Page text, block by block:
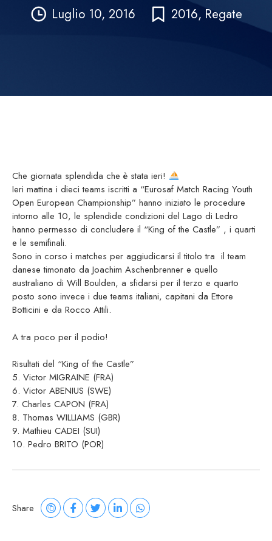
Luglio 10, 2016 2016, Regate
Che giornata splendida che è stata ieri!
Ieri mattina i dieci teams iscritti a “Eurosaf Match Racing Youth
Open European Championship” hanno iniziato le procedure
intorno alle 10, le splendide condizioni del Lago di Ledro
hanno permesso di concludere il “King of the Castle” , i quarti
e le semifinali.
Sono in corso i matches per aggiudicarsi il titolo tra il team
danese timonato da Joachim Aschenbrenner e quello
australiano di Will Boulden, a sfidarsi per il terzo e quarto
posto sono invece i due teams italiani, capitani da Ettore
Botticini e da Rocco Attili.
A tra poco per il podio!
Risultati del “King of the Castle”
5. Victor MIGRAINE (FRA)
6. Victor ABENIUS (SWE)
7. Charles CAPON (FRA)
8. Thomas WILLIAMS (GBR)
9. Mathieu CADEI (SUI)
10. Pedro BRITO (POR)
Share